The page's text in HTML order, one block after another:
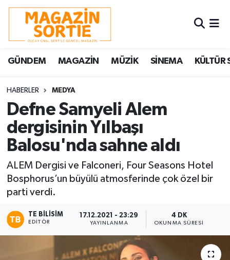
GÜNDEM MAGAZİN MÜZİK SİNEMA KÜLTÜR
HABERLER MEDYA
Defne Samyeli Alem
dergisinin Yılbaşı
Balosu'nda sahne aldı
ALEM Dergisi ve Falconeri, Four Seasons Hotel
Bosphorus’un büyülü atmosferinde çok özel bir
parti verdi.
TE BILISIM
EDITÖR
17.12.2021 - 23:29
YAYINLANMA
4 DK
OKUNMA SÜRESI
Nöbetçi Eczaneler
Hava Durumu
Trafik Durumu
Süper Lig Puan Durumu ve Fikstür
Tüm Manşetler
Son Dakika Haberleri
Haber Arşivi